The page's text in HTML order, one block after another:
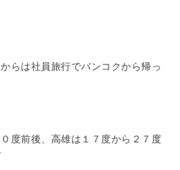
らは社員旅行でバンコクから帰っ
度前後、高雄は１７度から２７度